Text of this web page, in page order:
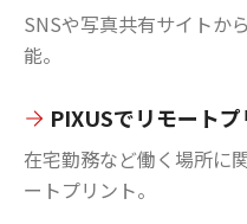
SNSや写真共有サイトか
能。
PIXUSでリモートプ
在宅勤務など働く場所に
ートプリント。